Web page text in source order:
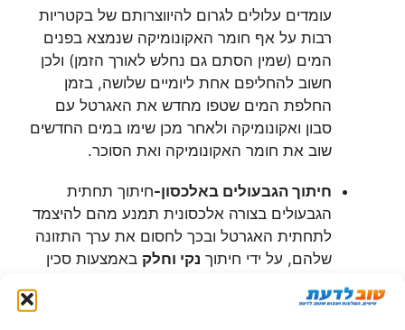
עומדים עלולים לגרום להיווצרותם של בקטריות
רבות על אף חומר האקונומיקה שנמצא בפנים
המים (שמין הסתם גם נחלש לאורך הזמן) ולכן
חשוב להחליפם אחת ליומיים שלושה, בזמן
החלפת המים שטפו מחדש את האגרטל עם
סבון ואקונומיקה ולאחר מכן שימו במים החדשים
שוב את חומר האקונומיקה ואת הסוכר.
חיתוך הגבעולים באלכסון-חיתוך תחתית
הגבעולים בצורה אלכסונית תמנע מהם להיצמד
לתחתית האגרטל ובכך לחסום את ערך התזונה
שלהם, על ידי חיתוך נקי וחלק באמצעות סכין
הסוכר ולספק את תזונתם.